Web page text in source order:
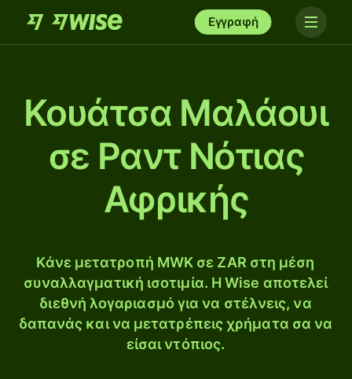
Εγγραφή
Κουάτσα Μαλάουι
σε Ραντ Νότιας
Αφρικής
Κάνε μετατροπή MWK σε ZAR στη μέση
συναλλαγματική ισοτιμία. Η Wise αποτελεί
διεθνή λογαριασμό για να στέλνεις, να
δαπανάς και να μετατρέπεις χρήματα σα να
είσαι ντόπιος.